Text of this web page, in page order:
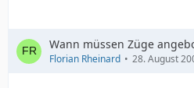
ordnungsgemäß angezeigt
Hast zu zum Beispiel eine
deinem Nachbar-Fdl schon
Wann müssen Züge
Florian Rheinard 28. August